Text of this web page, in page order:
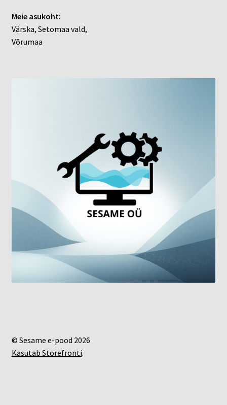
Meie asukoht:
Värska, Setomaa vald,
Võrumaa
© Sesame e-pood 2026
Kasutab Storefronti.